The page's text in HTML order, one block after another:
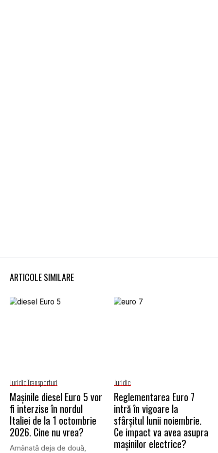
ARTICOLE SIMILARE
JuridicTransporturi
Mașinile diesel Euro 5 vor
fi interzise în nordul
Italiei de la 1 octombrie
2026. Cine nu vrea?
Amânată deja de două,
Juridic
Reglementarea Euro 7
intră în vigoare la
sfârșitul lunii noiembrie.
Ce impact va avea asupra
mașinilor electrice?